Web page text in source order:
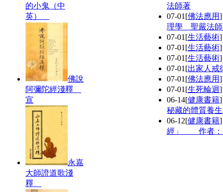
的小鬼（中
英）
佛說
阿彌陀經淺釋
宣
永嘉
大師證道歌淺
釋
法師著
07-01 [佛法應用
理學 聖嚴法
07-01 [生活藝術
07-01 [生活藝術
07-01 [生活藝術
07-01 [出家人戒
07-01 [佛法應用
07-01 [生死輪迴
06-14[健康書籍
秘藏的體質養
06-12[健康書籍
經」 作者：